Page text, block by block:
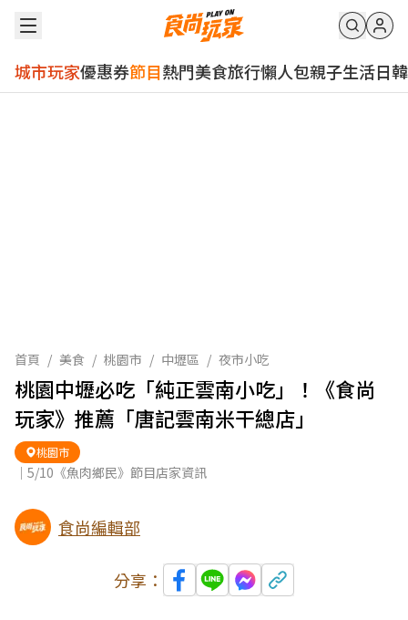
城市玩家優惠券節目熱門美食旅行懶人包親子生活日韓
首頁 / 美食 / 桃園市 / 中壢區 / 夜市小吃
桃園中壢必吃「純正雲南小吃」！《食尚
玩家》推薦「唐記雲南米干總店」
桃園市
｜5/10《魚肉鄉民》節目店家資訊
食尚編輯部
分享：